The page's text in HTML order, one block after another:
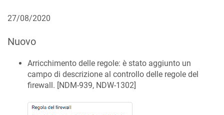
27/08/2020
Nuovo
Arricchimento delle regole: è stato aggiunto un
campo di descrizione al controllo delle regole del
firewall. [NDM-939, NDW-1302]